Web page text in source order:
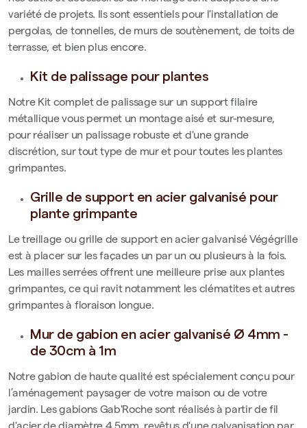
variété de projets. Ils sont essentiels pour l'installation de
pergolas, de tonnelles, de murs de soutènement, de toits de
terrasse, et bien plus encore.
Kit de palissage pour plantes
Notre Kit complet de palissage sur un support filaire
métallique vous permet un montage aisé et sur-mesure,
pour réaliser un palissage robuste et d'une grande
discrétion, sur tout type de mur et pour toutes les plantes
grimpantes.
Grille de support en acier galvanisé pour
plante grimpante
Le treillage ou grille de support en acier galvanisé Végégrille
est à placer sur les façades un par un ou plusieurs à la fois.
Les mailles serrées offrent une meilleure prise aux plantes
grimpantes, ce qui ravit notamment les clématites et autres
grimpantes à floraison longue.
Mur de gabion en acier galvanisé Ø 4mm -
de 30cm à 1m
Notre gabion de haute qualité est spécialement conçu pour
l’aménagement paysager de votre maison ou de votre
jardin. Les gabions Gab'Roche sont réalisés à partir de fil